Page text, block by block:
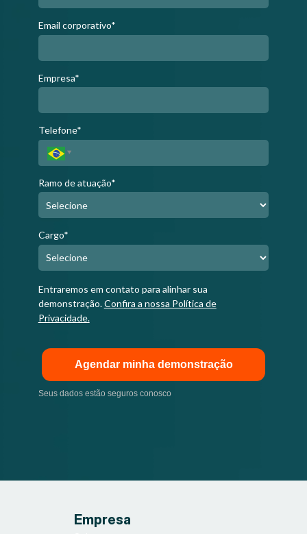
Email corporativo*
Empresa*
Telefone*
Ramo de atuação*
Cargo*
Entraremos em contato para alinhar sua
demonstração.Confira a nossa Política de
Privacidade.
Agendar minha demonstração
Seus dados estão seguros conosco
Empresa